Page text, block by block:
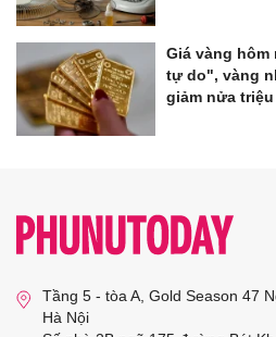
Giá vàng
tự do", vàng
giảm nửa
Tầng 5 - tòa A, Gold Season 47
Hà Nội